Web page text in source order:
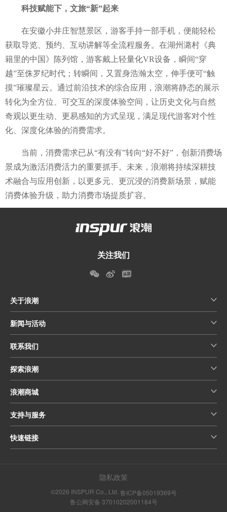
科技赋能下，文旅“新”起来
在安徽小井庄智慧景区，游客手持一部手机，便能轻松
获取导览、预约、互动讲解等全流程服务。在湖州潞村《典
籍里的中国》陈列馆，游客戴上轻量化VR设备，瞬间“穿
越”至侏罗纪时代；转瞬间，又置身浩瀚太空，伸手便可“触
摸”璀璨星云。通过前沿技术的综合应用，浪潮将静态的展示
转化为全方位、可交互的深度体验空间，让历史文化与自然
奇观以更生动、更易感知的方式呈现，满足现代游客对个性
化、深度化体验的消费需求。
当前，消费需求已从“有没有”转向“好不好”，创新消费场
景成为激活消费活力的重要抓手。未来，浪潮将持续深耕技
术融合与应用创新，以更多元、更沉浸的消费新场景，赋能
消费体验升级，助力消费市场提质扩容。
关注我们
关于浪潮
新闻与活动
联系我们
探索浪潮
浪潮商城
支持与服务
快速链接
隐私政策
©2026 INSPUR Co., Ltd. 鲁ICP备05019369号
鲁公网安备 37010202001184号